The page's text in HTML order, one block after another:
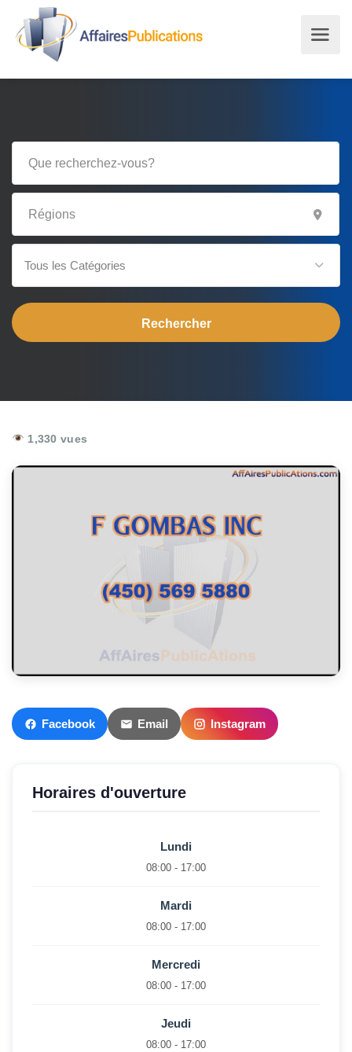
Tous les Catégories
1,330 vues
Facebook Email Instagram
Horaires d'ouverture
Lundi
08:00 - 17:00
Mardi
08:00 - 17:00
Mercredi
08:00 - 17:00
Jeudi
08:00 - 17:00